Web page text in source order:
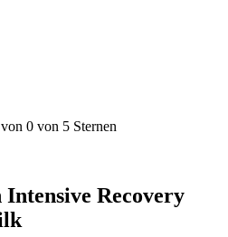
0 von 5 Sternen
Intensive Recovery